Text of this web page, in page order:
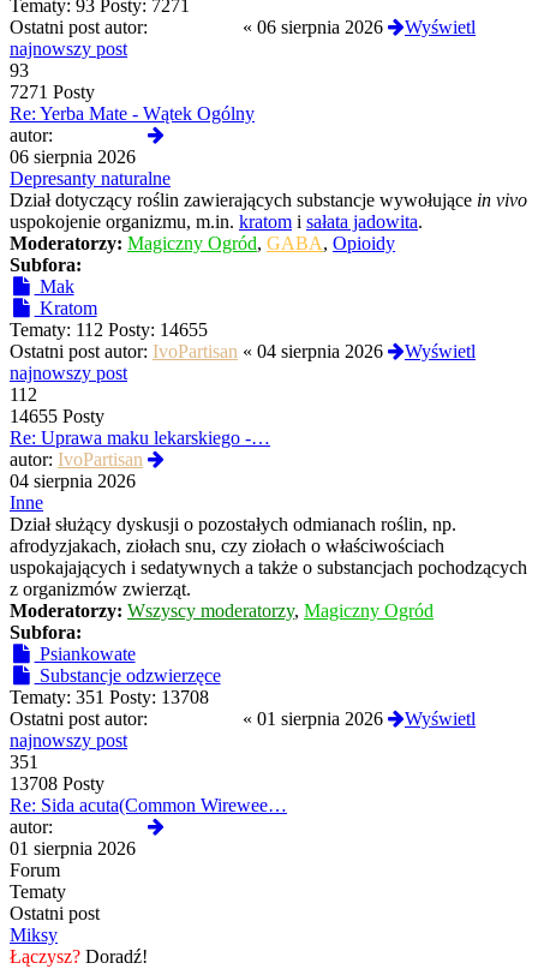
Tematy: 93 Posty: 7271
Ostatni post autor:
« 06 sierpnia 2026
Wyświetl
najnowszy post
93
7271 Posty
Re: Yerba Mate - Wątek Ogólny
autor:
post
06 sierpnia 2026
Depresanty naturalne
Dział dotyczący roślin zawierających substancje wywołujące in vivo
uspokojenie organizmu, m.in. kratom i sałata jadowita.
Moderatorzy: Magiczny Ogród, GABA, Opioidy
Subfora:
Mak
Kratom
Tematy: 112 Posty: 14655
Ostatni post autor: IvoPartisan « 04 sierpnia 2026
Wyświetl
najnowszy post
112
14655 Posty
Re: Uprawa maku lekarskiego -…
autor: IvoPartisan
04 sierpnia 2026
Inne
Dział służący dyskusji o pozostałych odmianach roślin, np.
afrodyzjakach, ziołach snu, czy ziołach o właściwościach
uspokajających i sedatywnych a także o substancjach pochodzących
z organizmów zwierząt.
Moderatorzy: Wszyscy moderatorzy, Magiczny Ogród
Subfora:
Psiankowate
Substancje odzwierzęce
Tematy: 351 Posty: 13708
Ostatni post autor:
« 01 sierpnia 2026
Wyświetl
najnowszy post
351
13708 Posty
Re: Sida acuta(Common Wirewee…
autor:
01 sierpnia 2026
Forum
Tematy
Ostatni post
Miksy
Łączysz? Doradź!